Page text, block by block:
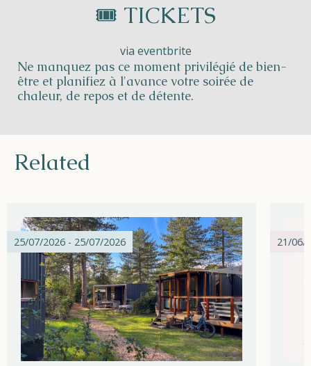
🎟️ TICKETS
via eventbrite
Ne manquez pas ce moment privilégié de bien-
être et planifiez à l'avance votre soirée de
chaleur, de repos et de détente.
Related
25/07/2026 - 25/07/2026 21/06/